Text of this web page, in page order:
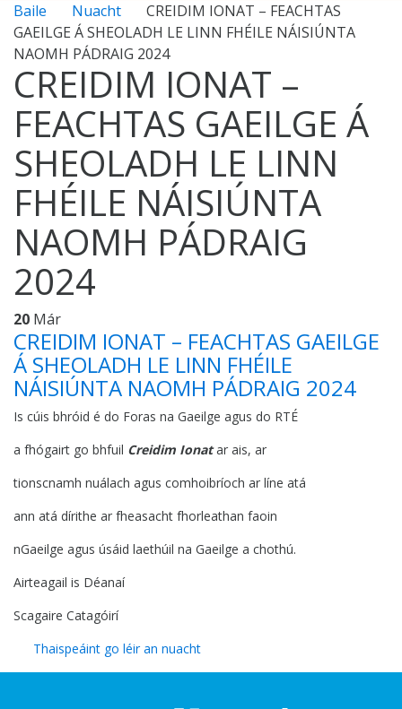
Baile Nuacht
CREIDIM IONAT – FEACHTAS
GAEILGE Á SHEOLADH LE LINN FHÉILE NÁISIÚNTA
NAOMH PÁDRAIG 2024
CREIDIM IONAT –
FEACHTAS GAEILGE Á
SHEOLADH LE LINN
FHÉILE NÁISIÚNTA
NAOMH PÁDRAIG
2024
20 Már
CREIDIM IONAT – FEACHTAS GAEILGE
Á SHEOLADH LE LINN FHÉILE
NÁISIÚNTA NAOMH PÁDRAIG 2024
Is cúis bhróid é do Foras na Gaeilge agus do RTÉ
a fhógairt go bhfuil Creidim Ionatar ais, ar
tionscnamh nuálach agus comhoibríoch ar líne atá
ann atá dírithe ar fheasacht fhorleathan faoin
nGaeilge agus úsáid laethúil na Gaeilge a chothú.
Airteagail is Déanaí
Scagaire Catagóirí
Thaispeáint go léir an nuacht